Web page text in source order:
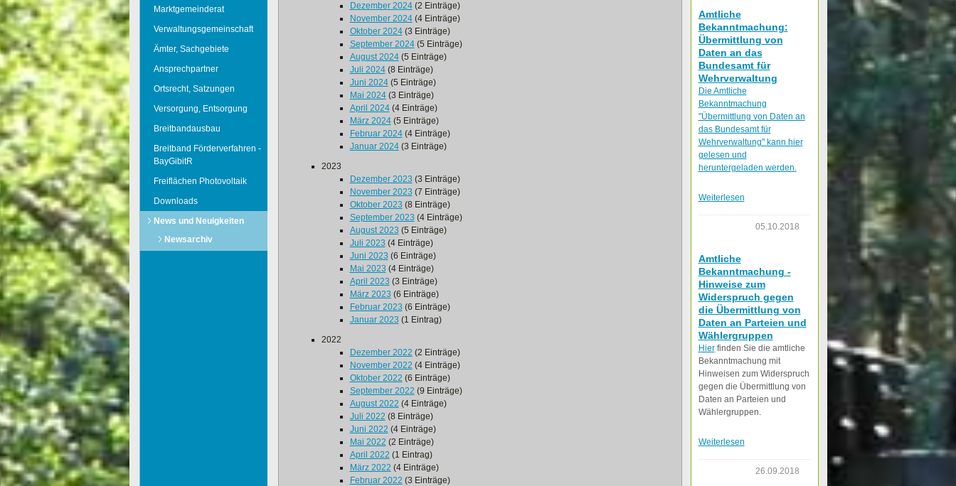
Marktgemeinderat
Verwaltungsgemeinschaft
Ämter, Sachgebiete
Ansprechpartner
Ortsrecht, Satzungen
Versorgung, Entsorgung
Breitbandausbau
Breitband Förderverfahren -
BayGibitR
Freiflächen Photovoltaik
Downloads
News und Neuigkeiten
Newsarchiv
Dezember 2024(2 Einträge)
November 2024(4 Einträge)
Oktober 2024(3 Einträge)
September 2024(5 Einträge)
August 2024(5 Einträge)
Juli 2024(8 Einträge)
Juni 2024(5 Einträge)
Mai 2024(3 Einträge)
April 2024(4 Einträge)
März 2024(5 Einträge)
Februar 2024(4 Einträge)
Januar 2024(3 Einträge)
2023
Dezember 2023 (3 Einträge)
November 2023 (7 Einträge)
Oktober 2023 (8 Einträge)
September 2023 (4 Einträge)
August 2023 (5 Einträge)
Juli 2023 (4 Einträge)
Juni 2023 (6 Einträge)
Mai 2023 (4 Einträge)
April 2023 (3 Einträge)
März 2023 (6 Einträge)
Februar 2023 (6 Einträge)
Januar 2023 (1 Eintrag)
2022
Dezember 2022 (2 Einträge)
November 2022 (4 Einträge)
Oktober 2022 (6 Einträge)
September 2022 (9 Einträge)
August 2022 (4 Einträge)
Juli 2022 (8 Einträge)
Juni 2022 (4 Einträge)
Mai 2022 (2 Einträge)
April 2022 (1 Eintrag)
März 2022 (4 Einträge)
Februar 2022 (3 Einträge)
Amtliche
Bekanntmachung:
Übermittlung von
Daten an das
Bundesamt für
Wehrverwaltung
Die Amtliche
Bekanntmachung
"Übermittlung von Daten an
das Bundesamt für
Wehrverwaltung" kann hier
gelesen und
heruntergeladen werden.
Weiterlesen
05.10.2018
Amtliche
Bekanntmachung -
Hinweise zum
Widerspruch gegen
die Übermittlung von
Daten an Parteien und
Wählergruppen
Hierfinden Sie die amtliche
Bekanntmachung mit
Hinweisen zum Widerspruch
gegen die Übermittlung von
Daten an Parteien und
Wählergruppen.
Weiterlesen
26.09.2018